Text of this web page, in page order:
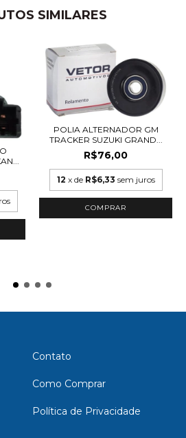
SIMILARES
POLIA ALTERNADOR GM
TRACKER SUZUKI GRAND...
R$76,00
12 x de R$6,33 sem juros
Contato
Como Comprar
Política de Privacidade